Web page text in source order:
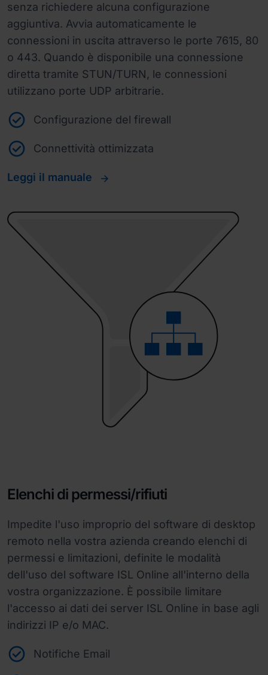
senza richiedere alcuna configurazione
aggiuntiva. Avvia automaticamente le
connessioni in uscita attraverso le porte 7615, 80
o 443. Quando è disponibile una connessione
diretta tramite STUN/TURN, le connessioni
utilizzano porte UDP arbitrarie.
Configurazione del firewall
Connettività ottimizzata
Leggi il manuale
Elenchi di permessi/rifiuti
Impedite l'uso improprio del software di desktop
remoto nella vostra azienda creando elenchi di
permessi e limitazioni, definite le modalità
dell'uso del software ISL Online all'interno della
vostra organizzazione. È possibile limitare
l'accesso ai dati dei server ISL Online in base agli
indirizzi IP e/o MAC.
Notifiche Email